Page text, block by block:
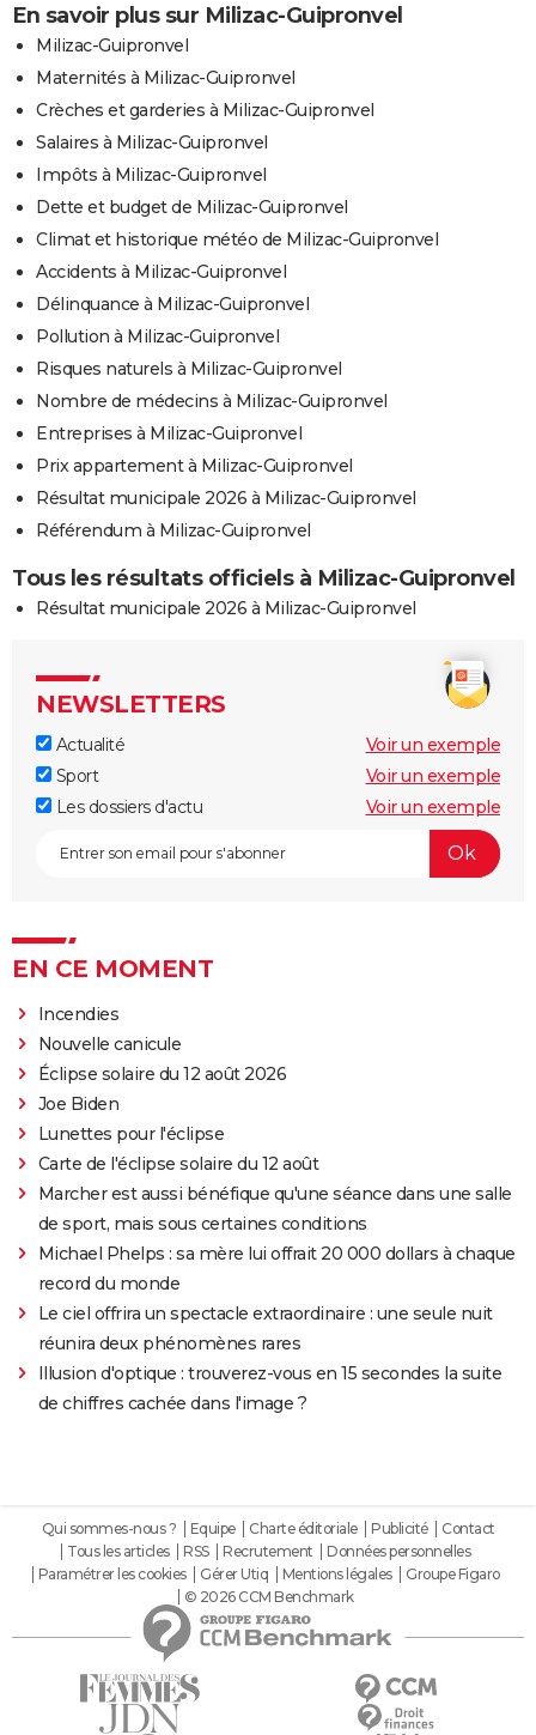
En savoir plus sur Milizac-Guipronvel
Milizac-Guipronvel
Maternités à Milizac-Guipronvel
Crèches et garderies à Milizac-Guipronvel
Salaires à Milizac-Guipronvel
Impôts à Milizac-Guipronvel
Dette et budget de Milizac-Guipronvel
Climat et historique météo de Milizac-Guipronvel
Accidents à Milizac-Guipronvel
Délinquance à Milizac-Guipronvel
Pollution à Milizac-Guipronvel
Risques naturels à Milizac-Guipronvel
Nombre de médecins à Milizac-Guipronvel
Entreprises à Milizac-Guipronvel
Prix appartement à Milizac-Guipronvel
Résultat municipale 2026 à Milizac-Guipronvel
Référendum à Milizac-Guipronvel
Tous les résultats officiels à Milizac-Guipronvel
Résultat municipale 2026 à Milizac-Guipronvel
NEWSLETTERS
Actualité
Voir un exemple
Sport
Voir un exemple
Les dossiers d'actu
Voir un exemple
EN CE MOMENT
Incendies
Nouvelle canicule
Éclipse solaire du 12 août 2026
Joe Biden
Lunettes pour l'éclipse
Carte de l'éclipse solaire du 12 août
Marcher est aussi bénéfique qu'une séance dans une salle
de sport, mais sous certaines conditions
Michael Phelps : sa mère lui offrait 20 000 dollars à chaque
record du monde
Le ciel offrira un spectacle extraordinaire : une seule nuit
réunira deux phénomènes rares
Illusion d'optique : trouverez-vous en 15 secondes la suite
de chiffres cachée dans l'image ?
Qui sommes-nous ? Equipe Charte éditoriale Publicité
Contact
Tous les articles
RSS Recrutement
Données personnelles
Paramétrer les cookies
Gérer Utiq Mentions légales
Groupe Figaro
© 2026 CCM Benchmark